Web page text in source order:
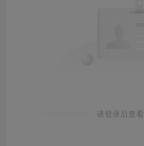
请登录后查